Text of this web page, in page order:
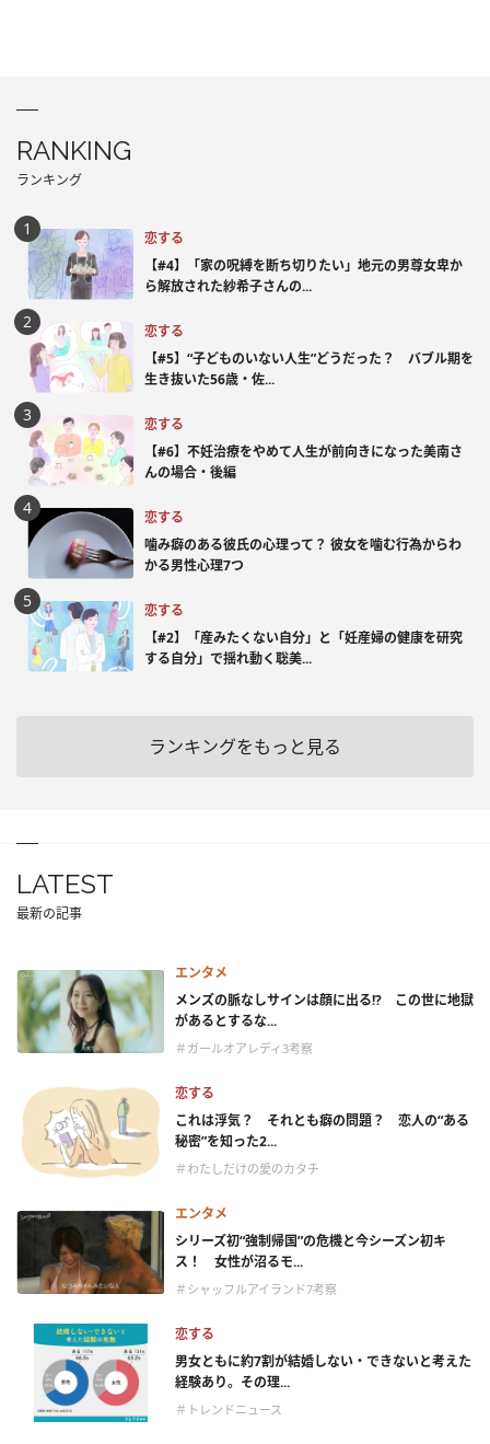
RANKING
ランキング
恋する
【#4】「家の呪縛を断ち切りたい」地元の男尊女卑か
ら解放された紗希子さんの...
恋する
【#5】“子どものいない人生”どうだった？ バブル期を
生き抜いた56歳・佐...
恋する
【#6】不妊治療をやめて人生が前向きになった美南さ
んの場合・後編
恋する
噛み癖のある彼氏の心理って？ 彼女を噛む行為からわ
かる男性心理7つ
恋する
【#2】「産みたくない自分」と「妊産婦の健康を研究
する自分」で揺れ動く聡美...
ランキングをもっと見る
LATEST
最新の記事
エンタメ
メンズの脈なしサインは顔に出る!? この世に地獄
があるとするな...
＃ガールオアレディ3考察
恋する
これは浮気？ それとも癖の問題？ 恋人の“ある
秘密”を知った2...
＃わたしだけの愛のカタチ
エンタメ
シリーズ初“強制帰国”の危機と今シーズン初キ
ス！ 女性が沼るモ...
＃シャッフルアイランド7考察
恋する
男女ともに約7割が結婚しない・できないと考えた
経験あり。その理...
＃トレンドニュース